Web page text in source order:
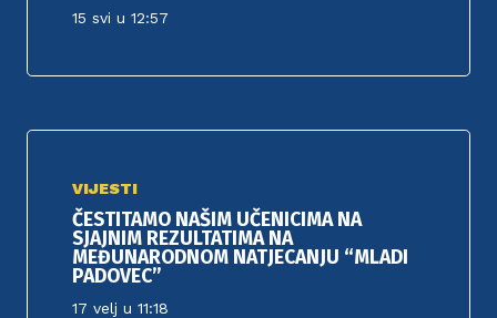
15 svi u 12:57
VIJESTI
ČESTITAMO NAŠIM UČENICIMA NA
SJAJNIM REZULTATIMA NA
MEĐUNARODNOM NATJECANJU “MLADI
PADOVEC”
17 velj u 11:18